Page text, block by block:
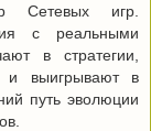
Сетевых игр.
с реальными
в стратегии,
и выигрывают в
путь эволюции